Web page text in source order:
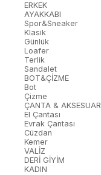
ERKEK
AYAKKABI
Spor&Sneaker
Klasik
Günlük
Loafer
Terlik
Sandalet
BOT&ÇİZME
Bot
Çizme
ÇANTA & AKSESUAR
El Çantası
Evrak Çantası
Cüzdan
Kemer
VALİZ
DERİ GİYİM
KADIN